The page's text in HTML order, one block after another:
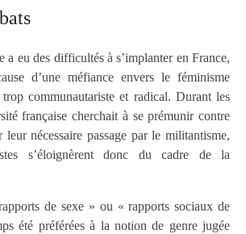
a eu des difficultés à s’implanter en France,
d’une méfiance envers le féminisme
communautariste et radical. Durant les
française cherchait à se prémunir contre
nécessaire passage par le militantisme,
s’éloignèrent donc du cadre de la
de sexe » ou « rapports sociaux de
été préférées à la notion de genre jugée